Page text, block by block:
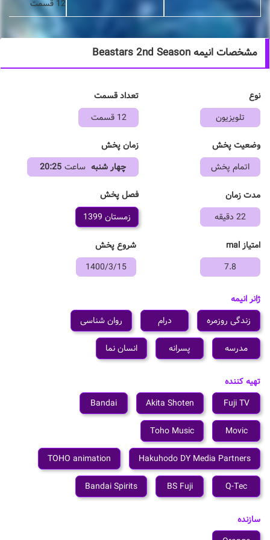
12 قسمت
مشخصات انیمه Beastars 2nd Season
نوع
تلویزیون
تعداد قسمت
12 قسمت
وضعیت پخش
اتمام پخش
زمان پخش
چهار شنبه ساعت 20:25
مدت زمان
22 دقیقه
فصل پخش
زمستان 1399
امتیاز mal
7.8
شروع پخش
1400/3/15
ژانر انیمه
زندگی روزمره
درام روان شناسی
مدرسه پسرانه انسان نما
تهیه کننده
Fuji TV
Akita Shoten
Bandai
Movic
Toho Music
Hakuhodo DY Media Partners
TOHO animation
Q-Tec
BS Fuji
Bandai Spirits
سازنده